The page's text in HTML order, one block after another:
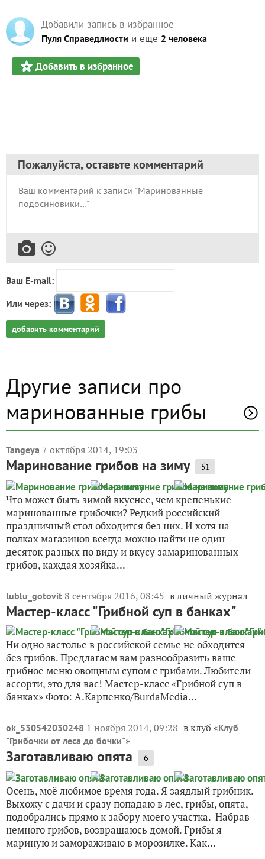
Добавили запись в избранное
Пуля Справедлиости и еще 2 человека
Добавить в избранное
Пожалуйста, оставьте комментарий
Ваш E-mail:
Или через:
добавить комментарий
Другие записи про
маринованные грибы
Tangeya 7 октября 2014, 19:03
Маринование грибов на зиму 51
Что может быть зимой вкуснее, чем крепенькие
маринованные грибочки? Редкий российский
праздничный стол обходится без них. И хотя на
полках магазинов всегда можно найти не один
десяток разных по виду и вкусу замаринованных
грибов, каждая хозяйка...
lublu_gotovit 8 сентября 2016, 08:45 в личный журнал
Мастер-класс "Грибной суп в банках"
Ни одно застолье в российской семье не обходится
без грибов. Предлагаем вам разнообразить ваше
грибное меню овощным супом с грибами. Любители
ассорти, это для вас! Мастер-класс «Грибной суп в
банках» Фото: А.Карпенко/BurdaMedia...
ok_530542030248 1 ноября 2014, 09:28 в клуб «Клуб
"Грибочки от леса до бочки"»
Заготавливаю опята 6
Осень, моё любимое время года. Я заядлый грибник.
Выхожу с дачи и сразу попадаю в лес, грибы, опята,
подобрались прямо к забору моего участка. Набрав
немного грибов, возвращаюсь домой. Грибы я
мариную и замораживаю в морозилке. Как...